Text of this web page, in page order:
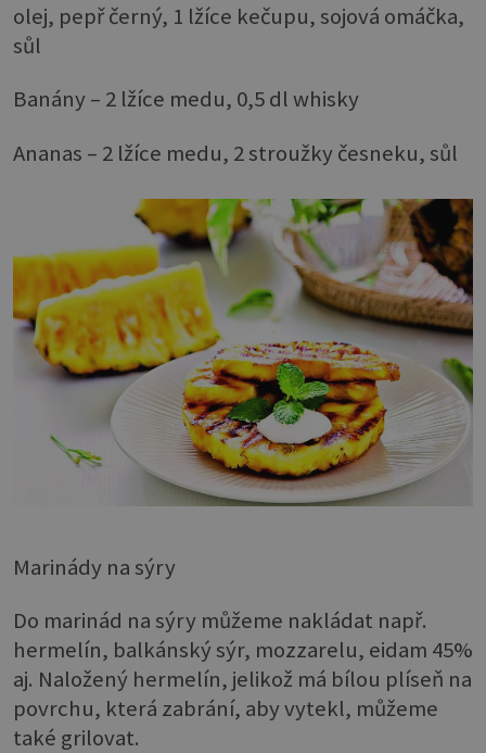
olej, pepř černý, 1 lžíce kečupu, sojová omáčka,
sůl
Banány – 2 lžíce medu, 0,5 dl whisky
Ananas – 2 lžíce medu, 2 stroužky česneku, sůl
Marinády na sýry
Do marinád na sýry můžeme nakládat např.
hermelín, balkánský sýr, mozzarelu, eidam 45%
aj. Naložený hermelín, jelikož má bílou plíseň na
povrchu, která zabrání, aby vytekl, můžeme
také grilovat.